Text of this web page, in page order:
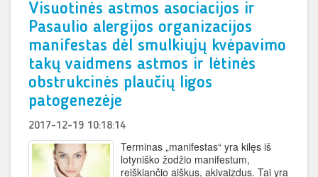
Visuotinės astmos asociacijos ir
Pasaulio alergijos organizacijos
manifestas dėl smulkiųjų kvėpavimo
takų vaidmens astmos ir lėtinės
obstrukcinės plaučių ligos
patogenezėje
2017-12-19 10:18:14
Terminas „manifestas“ yra kilęs iš
lotyniško žodžio manifestum,
reiškiančio aiškus, akivaizdus. Tai yra